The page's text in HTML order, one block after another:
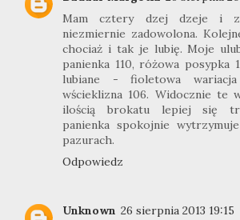
Mam cztery dzej dzeje i
niezmiernie zadowolona.
chociaż i tak je lubię. Moje
panienka 110, różowa posypka
lubiane - fioletowa
wścieklizna 106. Widocznie te
ilością brokatu lepiej się
panienka spokojnie
pazurach.
Odpowiedz
Unknown 26 sierpnia 2013 19:15